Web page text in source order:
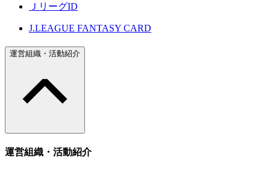
ＪリーグID
J.LEAGUE FANTASY CARD
運営組織・活動紹介
運営組織・活動紹介